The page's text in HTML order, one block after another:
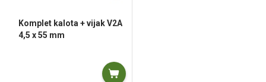
Komplet kalota + vijak V2A
4,5 x 55 mm